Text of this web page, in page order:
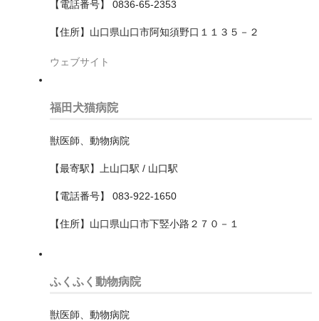
港北区
港南区
瀬谷区
磯子区
神奈川区
西区
都筑区
【電話番号】 0836-65-2353
【住所】山口県山口市阿知須野口１１３５－２
ウェブサイト
福田犬猫病院
獣医師、動物病院
【最寄駅】上山口駅 / 山口駅
【電話番号】 083-922-1650
【住所】山口県山口市下竪小路２７０－１
ふくふく動物病院
獣医師、動物病院